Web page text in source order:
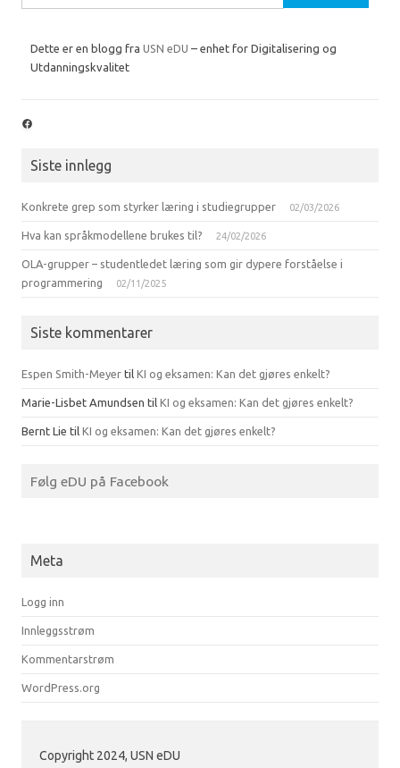
etter:
Dette er en blogg fra USN eDU – enhet for Digitalisering og
Utdanningskvalitet
Facebook
Siste innlegg
Konkrete grep som styrker læring i studiegrupper 02/03/2026
Hva kan språkmodellene brukes til? 24/02/2026
OLA-grupper – studentledet læring som gir dypere forståelse i
programmering
02/11/2025
Siste kommentarer
Espen Smith-Meyer til KI og eksamen: Kan det gjøres enkelt?
Marie-Lisbet Amundsen til KI og eksamen: Kan det gjøres enkelt?
Bernt Lie til KI og eksamen: Kan det gjøres enkelt?
Følg eDU på Facebook
Meta
Logg inn
Innleggsstrøm
Kommentarstrøm
WordPress.org
Copyright 2024, USN eDU